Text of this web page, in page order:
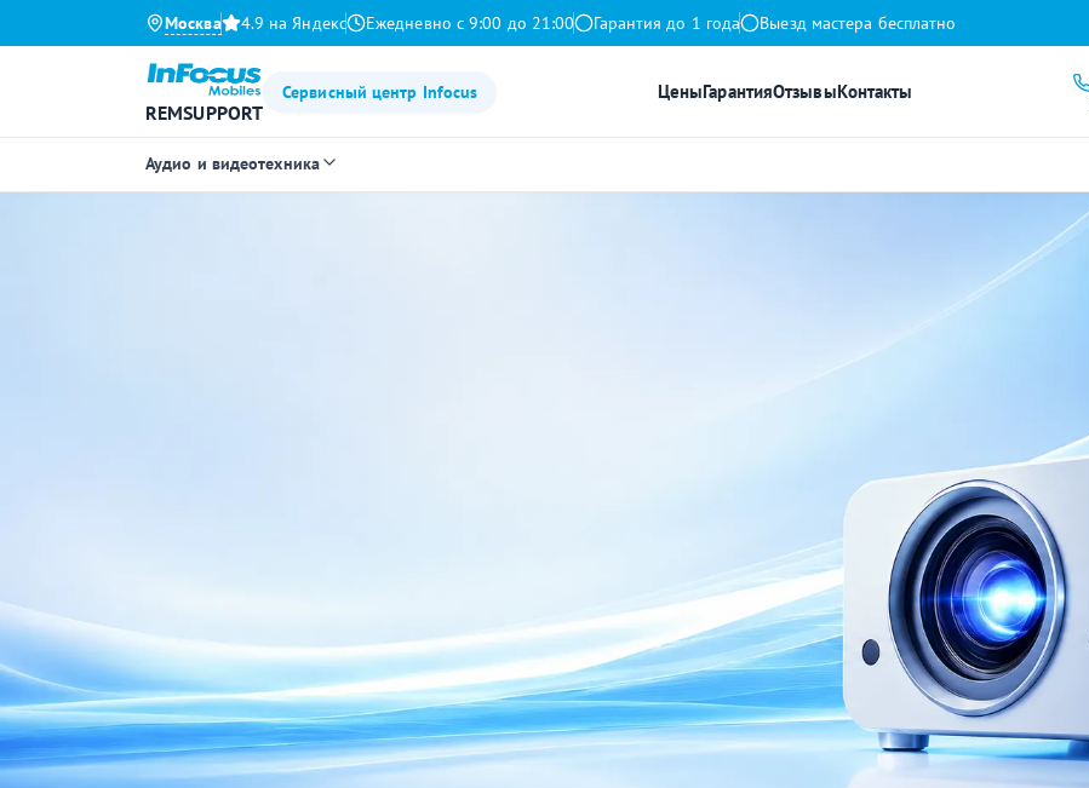
Москва 4.9 на Яндекс Ежедневно с 9:00 до 21:00 Гарантия до 1 года Выезд мастера бесплатно
REMSUPPORT
Сервисный центр Infocus ЦеныГарантияОтзывыКонтакты
Аудио и видеотехника